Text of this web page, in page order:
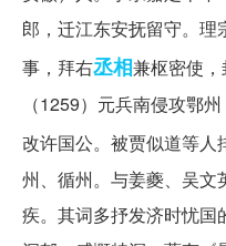
郎，迁江东安抚留守。理
事，拜右丞相兼枢密使
（1259）元兵南侵攻鄂
改许国公。被贾似道等人
州、循州。与姜夔、吴文
疾。其词多抒发济时忧国